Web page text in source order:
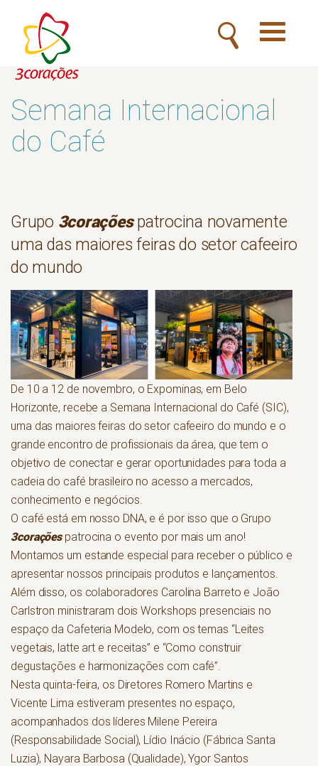
Toggle
navigation
Semana Internacional
do Café
Grupo 3coraçõespatrocina novamente
uma das maiores feiras do setor cafeeiro
do mundo
De 10 a 12 de novembro, o Expominas, em Belo
Horizonte, recebe a Semana Internacional do Café (SIC),
uma das maiores feiras do setor cafeeiro do mundo e o
grande encontro de profissionais da área, que tem o
objetivo de conectar e gerar oportunidades para toda a
cadeia do café brasileiro no acesso a mercados,
conhecimento e negócios.
O café está em nosso DNA, e é por isso que o Grupo
3coraçõespatrocina o evento por mais um ano!
Montamos um estande especial para receber o público e
apresentar nossos principais produtos e lançamentos.
Além disso, os colaboradores Carolina Barreto e João
Carlstron ministraram dois Workshops presenciais no
espaço da Cafeteria Modelo, com os temas “Leites
vegetais, latte art e receitas” e “Como construir
degustações e harmonizações com café”.
Nesta quinta-feira, os Diretores Romero Martins e
Vicente Lima estiveram presentes no espaço,
acompanhados dos líderes Milene Pereira
(Responsabilidade Social), Lídio Inácio (Fábrica Santa
Luzia), Nayara Barbosa (Qualidade), Ygor Santos